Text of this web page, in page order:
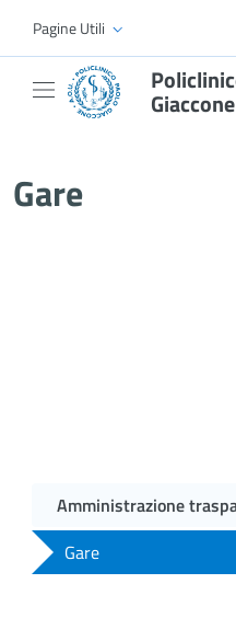
Skip to Main Content
Pagine Utili
Giaccone
Gare
Amministrazione
Gare